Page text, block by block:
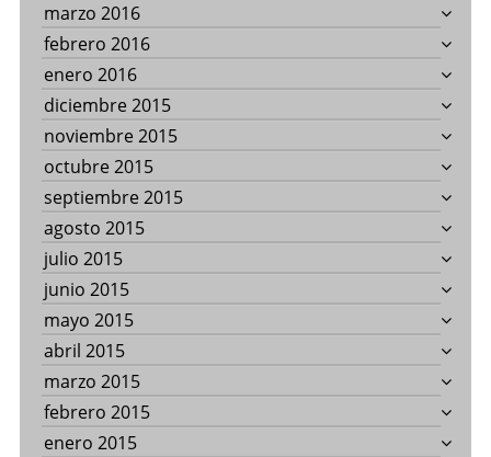
marzo 2016
febrero 2016
enero 2016
diciembre 2015
noviembre 2015
octubre 2015
septiembre 2015
agosto 2015
julio 2015
junio 2015
mayo 2015
abril 2015
marzo 2015
febrero 2015
enero 2015